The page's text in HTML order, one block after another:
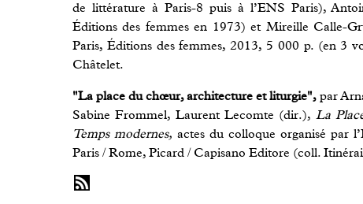
de littérature à Paris-8 puis à l’ENS Paris),
Éditions des femmes en 1973) et Mireille Calle-
Paris, Éditions des femmes, 2013, 5 000 p. (en 3
Châtelet.
"La place du chœur, architecture et liturgie", par
Sabine Frommel, Laurent Lecomte (dir.), La
Temps modernes, actes du colloque organisé par
Paris / Rome, Picard / Capisano Editore (coll.